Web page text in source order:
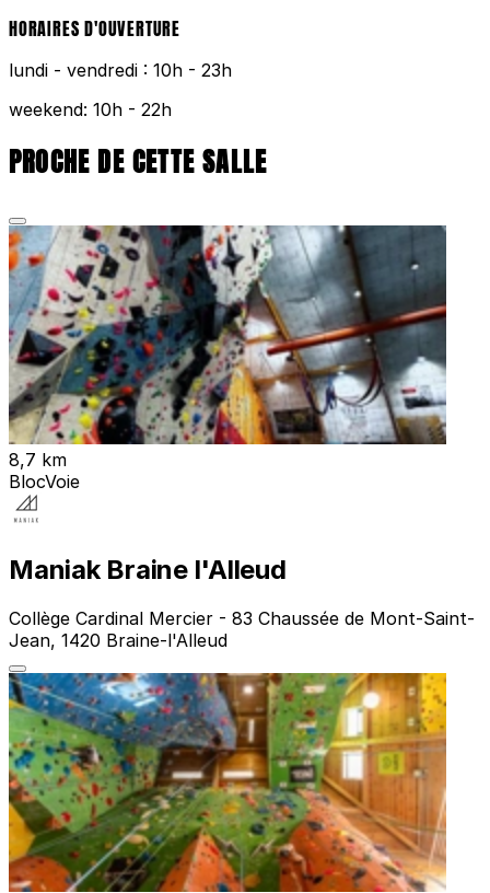
HORAIRES D'OUVERTURE
lundi - vendredi : 10h - 23h
weekend: 10h - 22h
PROCHE DE CETTE SALLE
8,7 km
BlocVoie
Maniak Braine l'Alleud
Collège Cardinal Mercier - 83 Chaussée de Mont-Saint-
Jean, 1420 Braine-l'Alleud